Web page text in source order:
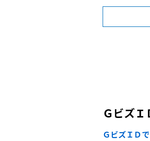
Ｇビズ
ＧビズＩＤ